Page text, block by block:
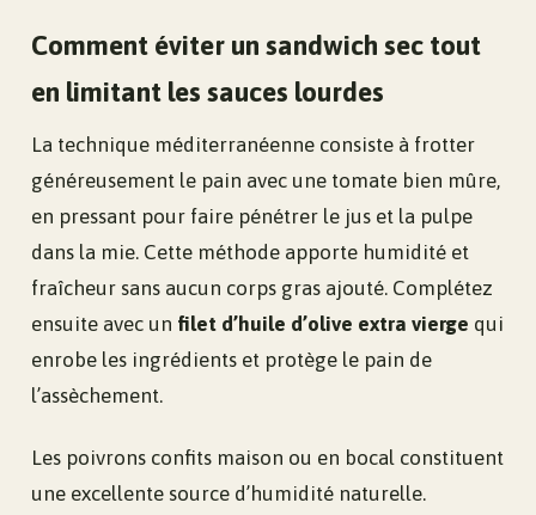
Comment éviter un sandwich sec tout
en limitant les sauces lourdes
La technique méditerranéenne consiste à frotter
généreusement le pain avec une tomate bien mûre,
en pressant pour faire pénétrer le jus et la pulpe
dans la mie. Cette méthode apporte humidité et
fraîcheur sans aucun corps gras ajouté. Complétez
ensuite avec un filet d’huile d’olive extra vierge qui
enrobe les ingrédients et protège le pain de
l’assèchement.
Les poivrons confits maison ou en bocal constituent
une excellente source d’humidité naturelle.